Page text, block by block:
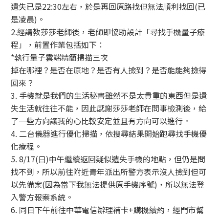
遺失已是22:30左右，於是再回原路找但無法順利找回(已
是凌晨)。
2.經請教莎莎老師後，老師即協助設計「尋找手機量子療
程」，前置作業包括如下：
*執行量子雲端精簡掃描三次
掉在哪裡？是否在原地？是否有人撿到？是否能能夠撿得
回來？
3. 手機就是我們的生活秘書雖然不是太貴重的東西但是遺
失生活就往往不能，因此感謝莎莎老師在問事檢測後，給
了一些方向讓我的心比較安定並且有方向可以進行。
4. 二台儀器進行優化掃描，依搜尋結果開始跑尋找手機優
化療程。
5. 8/17(日)中午繼續返回疑似遺失手機的地點，但仍是問
找不到，所以前往附近青年派出所警方表示沒人撿到但可
以先備案(因為當下我無法提供原手機序號)，所以無法登
入警方報案系統。
6. 同日下午前往中華電信辦理補卡+購機續約，經門市幫